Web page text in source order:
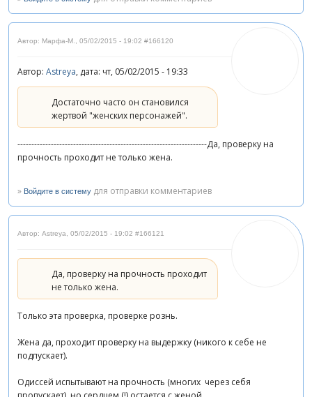
Автор: Марфа-М. 05/02/2015 - 19:02 #166120
Автор: Astreya, дата: чт, 05/02/2015 - 19:33
Достаточно часто он становился
жертвой "женских персонажей".
--------------------------------------------------------------------Да, проверку на
прочность проходит не только жена.
» Войдите в систему для отправки комментариев
Автор: Astreya 05/02/2015 - 19:02 #166121
Да, проверку на прочность проходит
не только жена.
Только эта проверка, проверке рознь.
Жена да, проходит проверку на выдержку (никого к себе не
подпускает).
Одиссей испытывают на прочность (многих через себя